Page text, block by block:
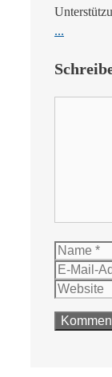
...
Name